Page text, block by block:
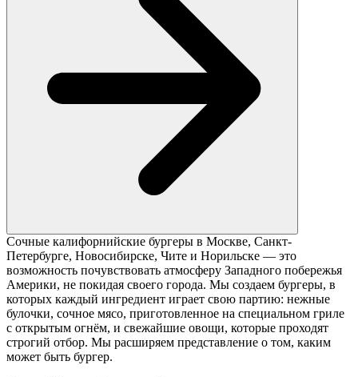
Сочные калифорнийские бургеры в Москве, Санкт-
Петербурге, Новосибирске, Чите и Норильске — это
возможность почувствовать атмосферу Западного побережья
Америки, не покидая своего города. Мы создаем бургеры, в
которых каждый ингредиент играет свою партию: нежные
булочки, сочное мясо, приготовленное на специальном гриле
с открытым огнём, и свежайшие овощи, которые проходят
строгий отбор. Мы расширяем представление о том, каким
может быть бургер.